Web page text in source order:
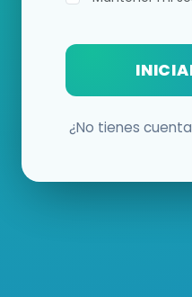
¿No tienes